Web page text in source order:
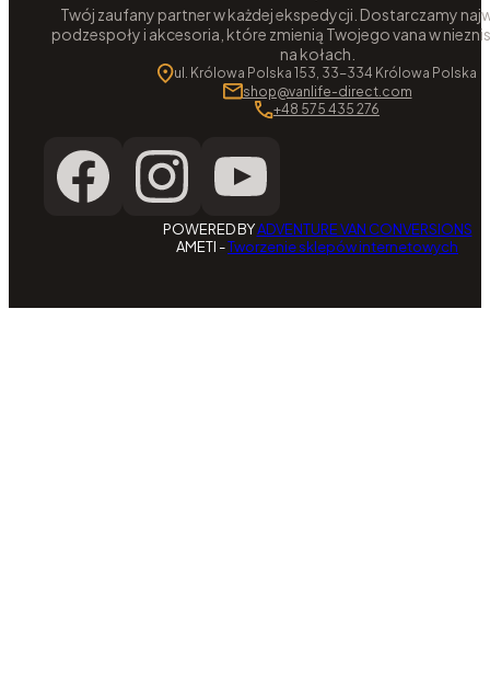
Twój zaufany partner w każdej ekspedycji. Dostarczamy
podzespoły i akcesoria, które zmienią Twojego vana w
na kołach.
ul. Królowa Polska 153, 33-334 Królowa Polska
shop@vanlife-direct.com
+48 575 435 276
POWERED BYADVENTURE VAN CONVERSIONS
AMETI -Tworzenie sklepów internetowych